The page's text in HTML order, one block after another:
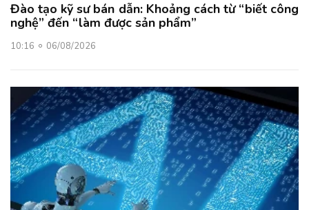
Đào tạo kỹ sư bán dẫn: Khoảng cách từ “biết công
nghệ” đến “làm được sản phẩm”
10:16 06/08/2026